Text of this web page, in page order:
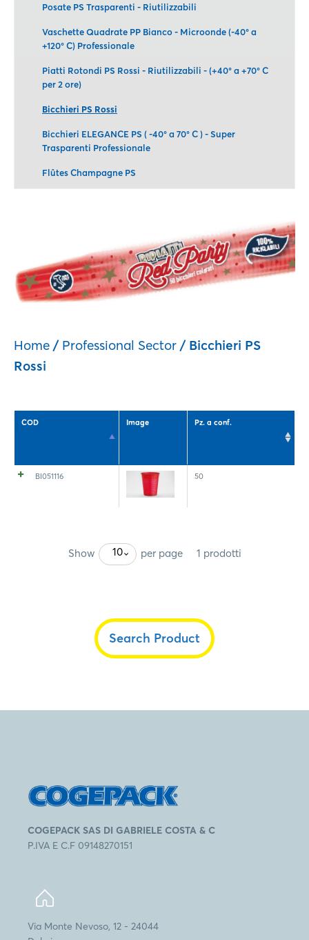
Posate PS Trasparenti - Riutilizzabili
Vaschette Quadrate PP Bianco - Microonde (-40° a
+120° C) Professionale
Piatti Rotondi PS Rossi - Riutilizzabili - (+40° a +70° C
per 2 ore)
Bicchieri PS Rossi
Bicchieri ELEGANCE PS ( -40° a 70° C ) - Super
Trasparenti Professionale
Flûtes Champagne PS
Home / Professional Sector / Bicchieri PS
Rossi
COD Image Pz. a conf.
BI051116 50
Show 10 per page 1 prodotti
Search Product
COGEPACK SAS DI GABRIELE COSTA & C
P.IVA E C.F 09148270151
Via Monte Nevoso, 12 - 24044